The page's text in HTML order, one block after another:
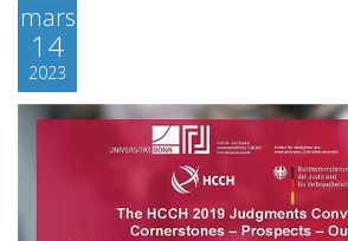
mars
14
2023